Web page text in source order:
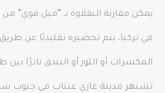
يمكن مقارنة البقلاوة بـ “ميل فوي” من
في تركيا، يتم تحضيره تقليديًا عن
المكسرات أو اللوز أو البندق نادرًا بين
تشتهر مدينة غازي عنتاب في جنوب شرق